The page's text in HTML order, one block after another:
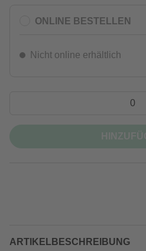
ONLINE BESTELLEN
Nicht online erhältlich
ARTIKELBESCHREIBUNG